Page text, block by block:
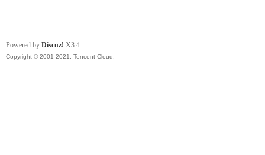
Powered by Discuz! X3.4
Copyright © 2001-2021, Tencent Cloud.